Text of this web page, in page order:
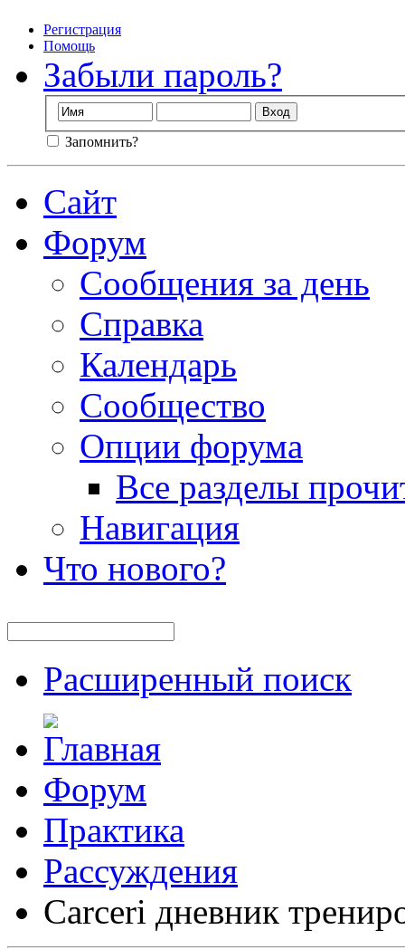
Регистрация
Помощь
Забыли пароль?
Запомнить?
Сайт
Форум
Сообщения за день
Справка
Календарь
Сообщество
Опции форума
Все разделы
Навигация
Что нового?
Расширенный поиск
Форум
Практика
Рассуждения
Carceri дневник